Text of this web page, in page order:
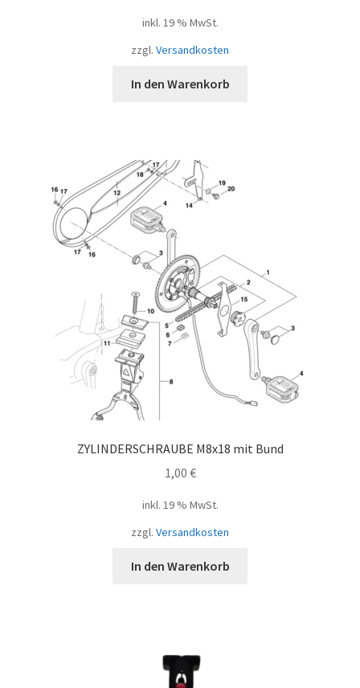
inkl. 19 % MwSt.
zzgl. Versandkosten
In den Warenkorb
ZYLINDERSCHRAUBE M8x18 mit Bund
1,00 €
inkl. 19 % MwSt.
zzgl. Versandkosten
In den Warenkorb